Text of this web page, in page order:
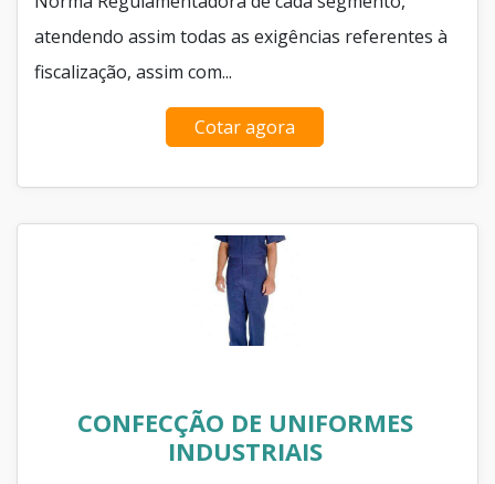
atendendo assim todas as exigências referentes à
fiscalização, assim com...
Cotar agora
CONFECÇÃO DE UNIFORMES
INDUSTRIAIS